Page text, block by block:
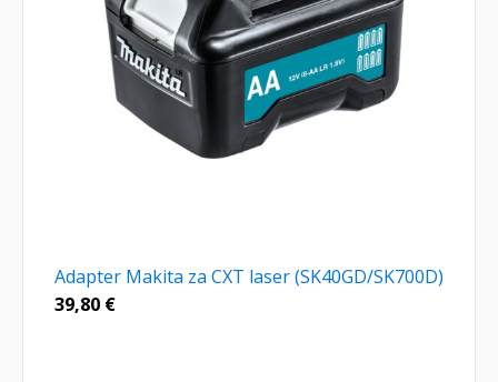
Adapter Makita za CXT laser (SK40GD/SK700D)
39,80 €